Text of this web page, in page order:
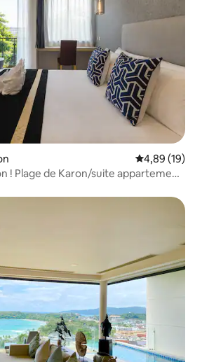
Évaluation
4,89 (19)
! Plage de Karon/suite appartement